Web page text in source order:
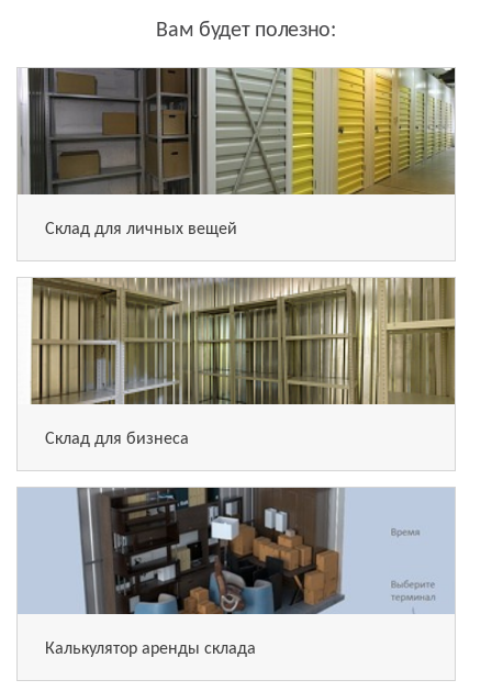
Вам будет полезно:
Склад для личных вещей
Склад для бизнеса
Калькулятор аренды склада